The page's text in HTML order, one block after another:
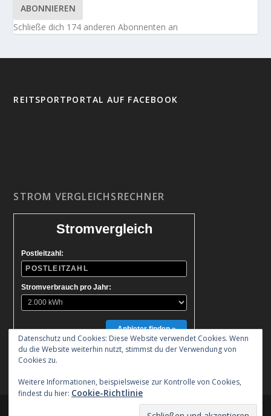
ABONNIEREN
Schließe dich 174 anderen Abonnenten an
REITSPORTPORTAL AUF FACEBOOK
STROM VERGLEICHSRECHNER
Stromvergleich
Postleitzahl:
Stromverbrauch pro Jahr:
Anbieter finden »
| Unterstützt von WordPress
Datenschutz und Cookies: Diese Website verwendet Cookies. Wenn
du die Website weiterhin nutzt, stimmst du der Verwendung von
Cookies zu.
Weitere Informationen, beispielsweise zur Kontrolle von Cookies,
findest du hier: Cookie-Richtlinie